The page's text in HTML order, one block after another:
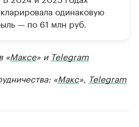
одинаковую
— по 61 млн руб.
«Максе» и Telegram
«Макс», Telegram